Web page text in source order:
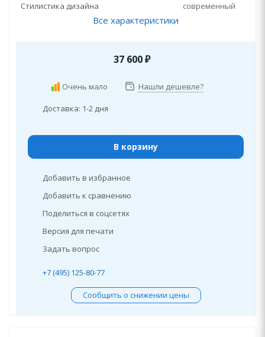
Стилистика дизайна
современный
Все характеристики
37 600₽
Очень мало Нашли дешевле?
Доставка: 1-2 дня
В корзину
Добавить в избранное
Добавить к сравнению
Поделиться в соцсетях
Версия для печати
Задать вопрос
+7 (495) 125-80-77
Сообщить о снижении цены